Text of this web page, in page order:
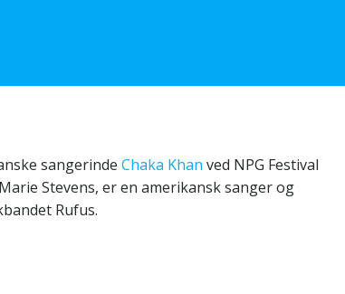
sangerinde Chaka Khan ved NPG Festival
Stevens, er en amerikansk sanger og
Rufus.